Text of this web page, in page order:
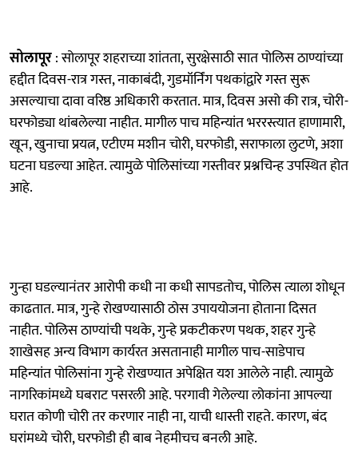
सोलापूर: सोलापूर शहराच्या शांतता, सुरक्षेसाठी सात पोलिस ठाण्यांच्या
हद्दीत दिवस-रात्र गस्त, नाकाबंदी, गुडमॉर्निंग पथकांद्वारे गस्त सुरू
असल्याचा दावा वरिष्ठ अधिकारी करतात. मात्र, दिवस असो की रात्र, चोरी-
घरफोड्या थांबलेल्या नाहीत. मागील पाच महिन्यांत भररस्त्यात हाणामारी,
खून, खुनाचा प्रयत्न, एटीएम मशीन चोरी, घरफोडी, सराफाला लुटणे, अशा
घटना घडल्या आहेत. त्यामुळे पोलिसांच्या गस्तीवर प्रश्नचिन्ह उपस्थित होत
आहे.
गुन्हा घडल्यानंतर आरोपी कधी ना कधी सापडतोच, पोलिस त्याला शोधून
काढतात. मात्र, गुन्हे रोखण्यासाठी ठोस उपाययोजना होताना दिसत
नाहीत. पोलिस ठाण्यांची पथके, गुन्हे प्रकटीकरण पथक, शहर गुन्हे
शाखेसह अन्य विभाग कार्यरत असतानाही मागील पाच-साडेपाच
महिन्यांत पोलिसांना गुन्हे रोखण्यात अपेक्षित यश आलेले नाही. त्यामुळे
नागरिकांमध्ये घबराट पसरली आहे. परगावी गेलेल्या लोकांना आपल्या
घरात कोणी चोरी तर करणार नाही ना, याची धास्ती राहते. कारण, बंद
घरांमध्ये चोरी, घरफोडी ही बाब नेहमीचच बनली आहे.